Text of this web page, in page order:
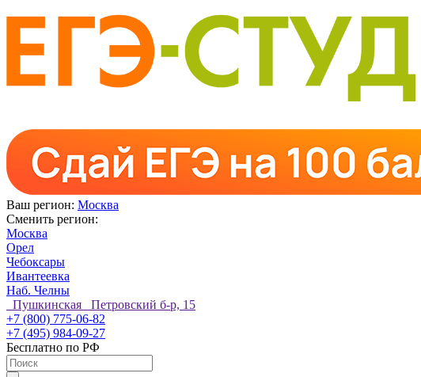
Ваш регион: Москва
Сменить регион:
Москва
Орел
Чебоксары
Ивантеевка
Наб. Челны
Пушкинская Петровский б-р, 15
+7 (800) 775-06-82
+7 (495) 984-09-27
Бесплатно по РФ